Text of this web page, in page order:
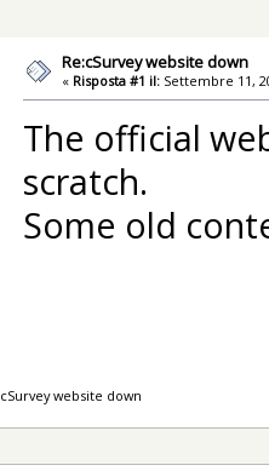
Re:cSurvey website down
« Risposta #1 il: Settembre 11,
The official
scratch.
Some old
cSurvey website down